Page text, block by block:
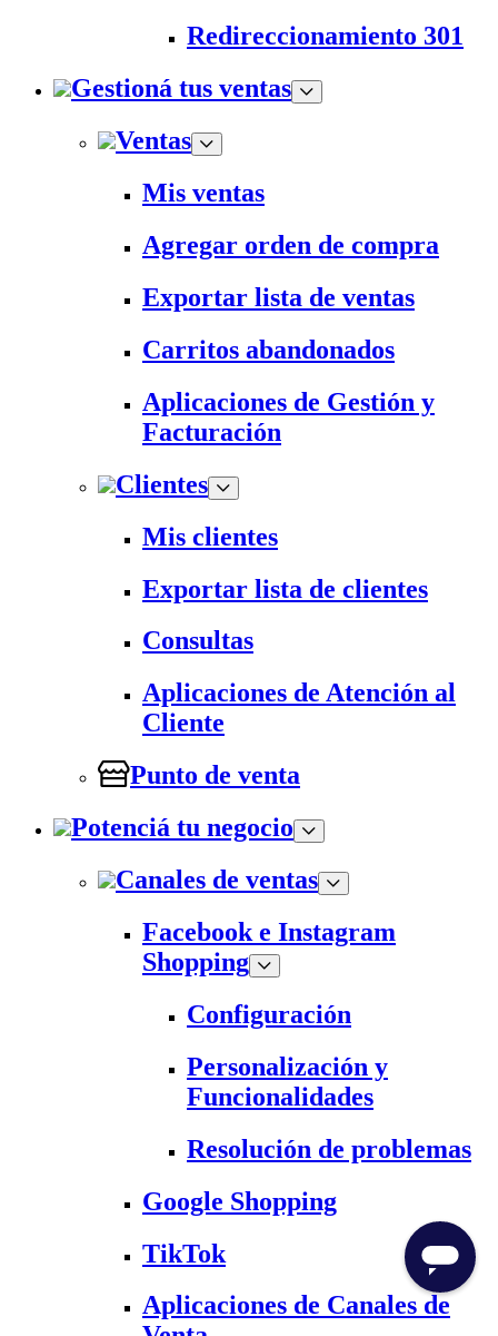
Redireccionamiento 301
Gestioná tus ventas
Ventas
Mis ventas
Agregar orden de compra
Exportar lista de ventas
Carritos abandonados
Aplicaciones de Gestión y
Facturación
Clientes
Mis clientes
Exportar lista de clientes
Consultas
Aplicaciones de Atención al
Cliente
Punto de venta
Potenciá tu negocio
Canales de ventas
Facebook e Instagram
Shopping
Configuración
Personalización y
Funcionalidades
Resolución de problemas
Google Shopping
TikTok
Aplicaciones de Canales de